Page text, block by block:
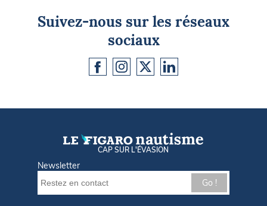
Suivez-nous sur les réseaux
sociaux
CAP SUR L'ÉVASION
Newsletter
Go !